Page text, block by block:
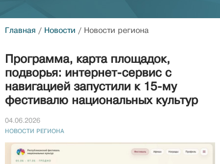
Главная / Новости / Новости региона
Программа, карта площадок,
подворья: интернет-сервис с
навигацией запустили к 15-му
фестивалю национальных культур
04.06.2026
НОВОСТИ РЕГИОНА